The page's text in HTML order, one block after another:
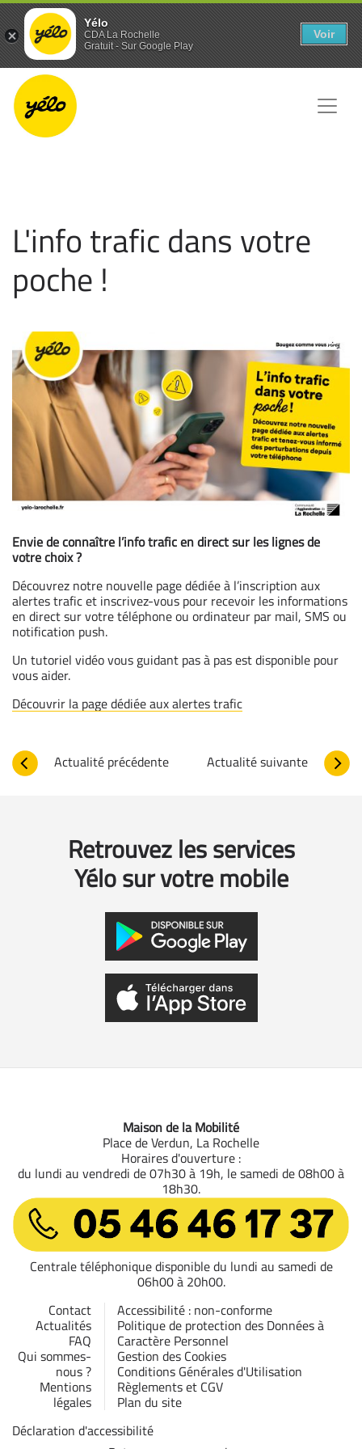
L'info trafic dans votre
poche !
Envie de connaître l’info trafic en direct sur les lignes de
votre choix ?
Découvrez notre nouvelle page dédiée à l’inscription aux
alertes trafic et inscrivez-vous pour recevoir les informations
en direct sur votre téléphone ou ordinateur par mail, SMS ou
notification push.
Un tutoriel vidéo vous guidant pas à pas est disponible pour
vous aider.
Découvrir la page dédiée aux alertes trafic
Actualité précédente Actualité suivante
Retrouvez les services
Yélo sur votre mobile
Maison de la Mobilité
Place de Verdun, La Rochelle
Horaires d'ouverture :
du lundi au vendredi de 07h30 à 19h, le samedi de 08h00 à
18h30.
05 46 46 17 37
Centrale téléphonique disponible du lundi au samedi de
06h00 à 20h00.
Contact
Actualités
FAQ
Qui sommes-
nous ?
Mentions
légales
Accessibilité : non-conforme
Politique de protection des Données à
Caractère Personnel
Gestion des Cookies
Conditions Générales d'Utilisation
Règlements et CGV
Plan du site
Déclaration d'accessibilité
Yélo
CDA La Rochelle
Gratuit - Sur Google Play
Voir
Panneau de gestion des cookies